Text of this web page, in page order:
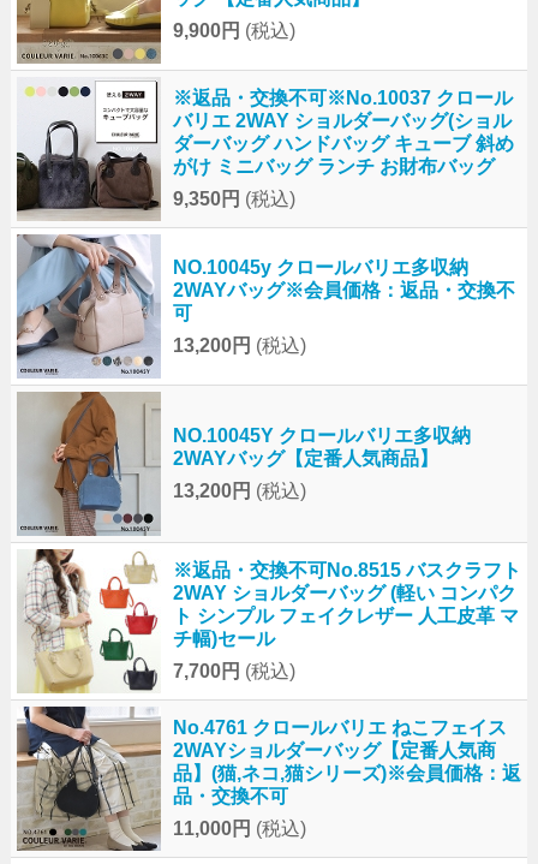
9,900円 (税込)
※返品・交換不可※No.10037 クロール
バリエ 2WAY ショルダーバッグ(ショル
ダーバッグ ハンドバッグ キューブ 斜め
がけ ミニバッグ ランチ お財布バッグ
9,350円 (税込)
NO.10045y クロールバリエ多収納
2WAYバッグ※会員価格：返品・交換不
可
13,200円 (税込)
NO.10045Y クロールバリエ多収納
2WAYバッグ【定番人気商品】
13,200円 (税込)
※返品・交換不可No.8515 バスクラフト
2WAY ショルダーバッグ (軽い コンパク
ト シンプル フェイクレザー 人工皮革 マ
チ幅)セール
7,700円 (税込)
No.4761 クロールバリエ ねこフェイス
2WAYショルダーバッグ【定番人気商
品】(猫,ネコ,猫シリーズ)※会員価格：返
品・交換不可
11,000円 (税込)